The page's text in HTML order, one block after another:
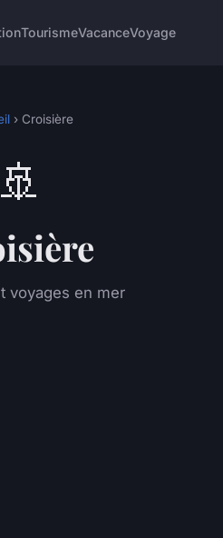
TourismeVacanceVoyage
› Croisière
🚢
voyages en mer